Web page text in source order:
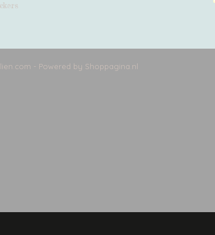
- Powered by Shoppagina.nl